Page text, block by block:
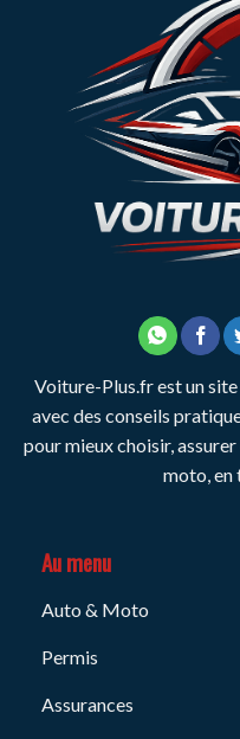
Voiture-Plus.fr est un
avec des conseils
pour mieux choisir,
moto, en
Au menu
Auto & Moto
Permis
Assurances